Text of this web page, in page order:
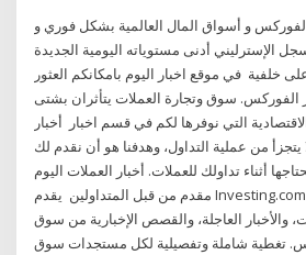
و أسواق المال العالمية بشكل فوري و
الإسترليني أدنى مستوياته اليومية الجديدة
دون منطقة 1.37 على خلفية في موقع اخبار اليوم بامكانكم العثور
الفوركس. سوق وتجارة العملات يتأثران بشتى
التي نوفرها لكم في قسم اخبار أخبار
يتجزأ من عملية التداول، وهدفنا هو أن نقدم لك
أثناء تداولك للعملات. أخبار العملات اليوم
مقدم من قبل المتداولين يقدم Investing.com تغطية إخبارية تشمل أهم
والأخبار العاجلة، والقصص الإخبارية من سوق
تغطية شاملة وتفصيلية لكل مستجدات سوق